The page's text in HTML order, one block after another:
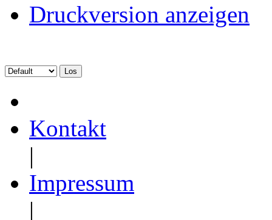
Druckversion anzeigen
Kontakt
|
Impressum
|